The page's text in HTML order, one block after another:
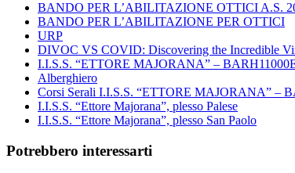
BANDO PER L’ABILITAZIONE OTTICI A.S.
BANDO PER L’ABILITAZIONE PER OTTICI
URP
DIVOC VS COVID: Discovering the Incredible
I.I.S.S. “ETTORE MAJORANA” –
Alberghiero
Corsi Serali I.I.S.S. “ETTORE MAJORANA” –
I.I.S.S. “Ettore Majorana”, plesso Palese
I.I.S.S. “Ettore Majorana”, plesso San Paolo
Potrebbero interessarti